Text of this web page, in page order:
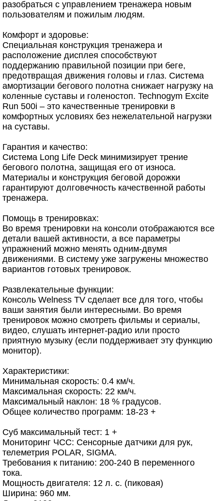
разобраться с управлением тренажера новым
пользователям и пожилым людям.
Комфорт и здоровье:
Специальная конструкция тренажера и
расположение дисплея способствуют
поддержанию правильной позиции при беге,
предотвращая движения головы и глаз. Система
амортизации бегового полотна снижает нагрузку на
коленные суставы и голеностоп. Technogym Excite
Run 500i – это качественные тренировки в
комфортных условиях без нежелательной нагрузки
на суставы.
Гарантия и качество:
Система Long Life Deck минимизирует трение
бегового полотна, защищая его от износа.
Материалы и конструкция беговой дорожки
гарантируют долговечность качественной работы
тренажера.
Помощь в тренировках:
Во время тренировки на консоли отображаются все
детали вашей активности, а все параметры
упражнений можно менять одним-двумя
движениями. В систему уже загружены множество
вариантов готовых тренировок.
Развлекательные функции:
Консоль Welness TV сделает все для того, чтобы
ваши занятия были интересными. Во время
тренировок можно смотреть фильмы и сериалы,
видео, слушать интернет-радио или просто
приятную музыку (если поддерживает эту функцию
монитор).
Характеристики:
Минимальная скорость: 0.4 км/ч.
Максимальная скорость: 22 км/ч.
Максимальный наклон: 18 % градусов.
Общее количество программ: 18-23 +
Суб максимальный тест: 1 +
Мониторинг ЧСС: Сенсорные датчики для рук,
телеметрия POLAR, SIGMA.
Требования к питанию: 200-240 В переменного
тока.
Мощность двигателя: 12 л. с. (пиковая)
Ширина: 960 мм.